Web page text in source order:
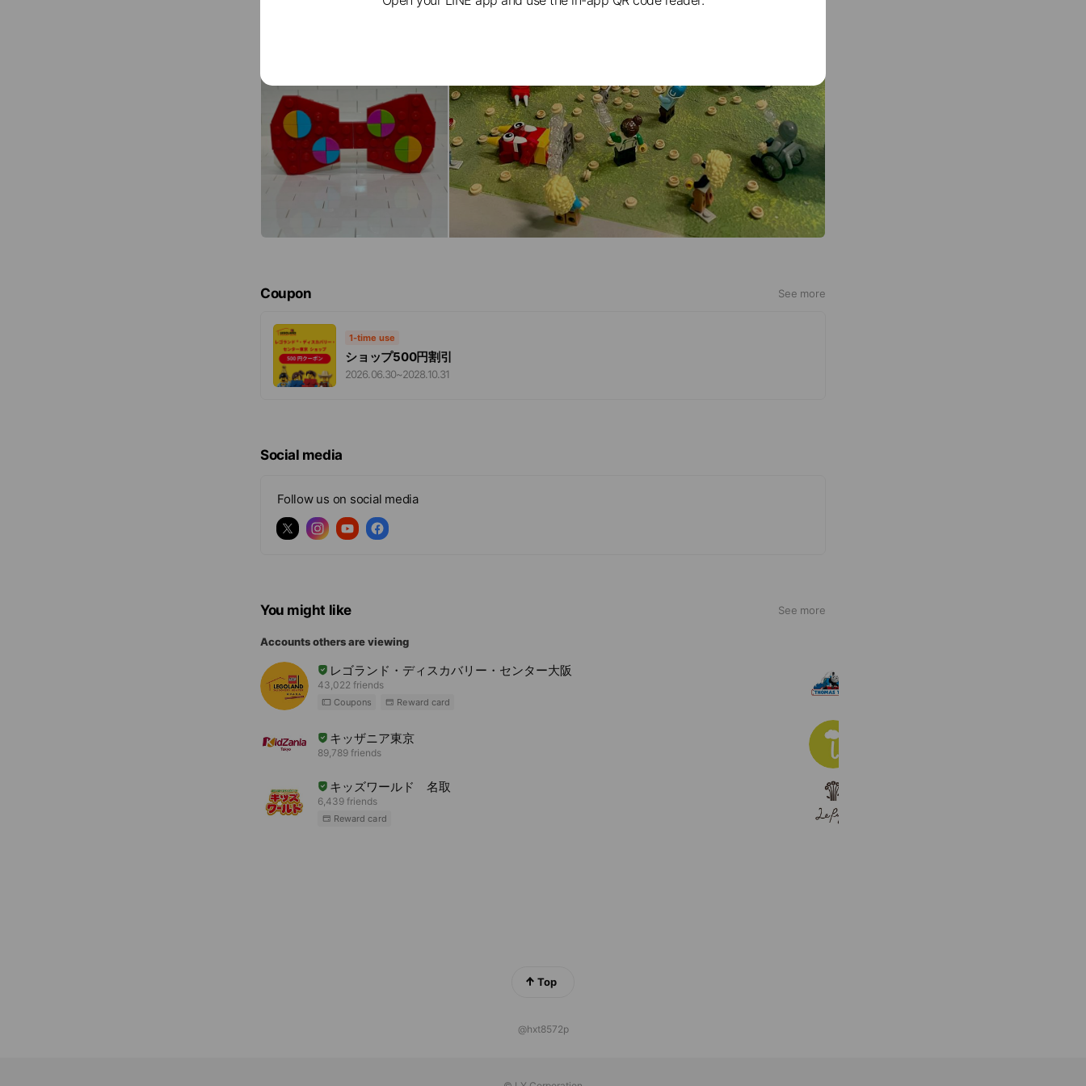
Coupon See more
1-time use
ショップ500円割引
2026.06.30~2028.10.31
Social media
Follow us on social media
You might like See more
Accounts others are viewing
レゴランド・ディスカバリー・センター大阪
43,022 friends
Coupons Reward card
キッザニア東京
89,789 friends
キッズワールド 名取
6,439 friends
Reward card
Top
@hxt8572p